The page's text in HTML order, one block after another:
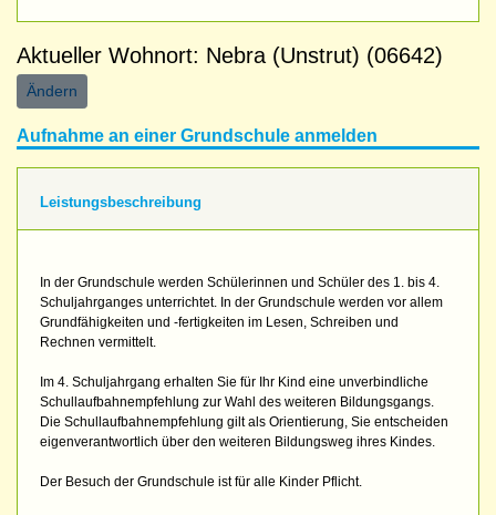
Aktueller Wohnort: Nebra (Unstrut) (06642)
Ändern
Aufnahme an einer Grundschule anmelden
Leistungsbeschreibung
In der Grundschule werden Schülerinnen und Schüler des 1. bis 4.
Schuljahrganges unterrichtet. In der Grundschule werden vor allem
Grundfähigkeiten und -fertigkeiten im Lesen, Schreiben und
Rechnen vermittelt.
Im 4. Schuljahrgang erhalten Sie für Ihr Kind eine unverbindliche
Schullaufbahnempfehlung zur Wahl des weiteren Bildungsgangs.
Die Schullaufbahnempfehlung gilt als Orientierung, Sie entscheiden
eigenverant­wortlich über den weiteren Bildungsweg ihres Kindes.
Der Besuch der Grundschule ist für alle Kinder Pflicht.